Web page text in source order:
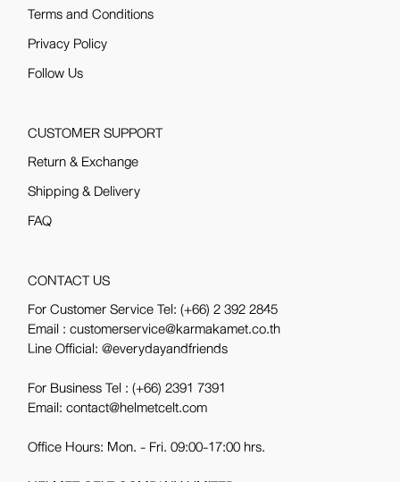
Terms and Conditions
Privacy Policy
Follow Us
CUSTOMER SUPPORT
Return & Exchange
Shipping & Delivery
FAQ
CONTACT US
For Customer Service Tel:(+66) 2 392 2845
Email : customerservice@karmakamet.co.th
Line Official:@everydayandfriends
For Business Tel :(+66) 2391 7391
Email: contact@helmetcelt.com
Office Hours: Mon. - Fri. 09:00-17:00 hrs.